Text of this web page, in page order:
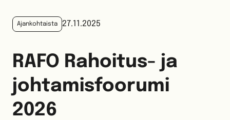
Ajankohtaista 27.11.2025
RAFO Rahoitus- ja
johtamisfoorumi
2026